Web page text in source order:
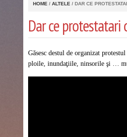
HOME / ALTELE / DAR CE
Dar ce
Găsesc destul de organizat
ploile, inundaţiile, ninsorile şi …